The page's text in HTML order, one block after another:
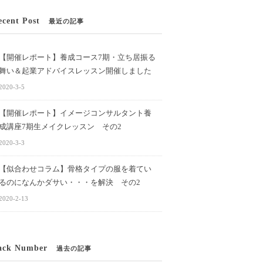
Post 最近の記事
開催レポート】養成コース7期・立ち居振る
い＆起業アドバイスレッスン開催しました
3-5
開催レポート】イメージコンサルタント養
講座7期生メイクレッスン その2
3-3
似合わせコラム】骨格タイプの服を着てい
のになんかダサい・・・を解決 その2
2-13
Number 過去の記事